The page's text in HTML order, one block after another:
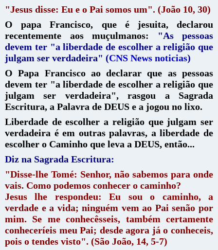
"Jesus disse: Eu e o Pai somos um". (João 10, 30)
O papa Francisco, que é jesuita, declarou
recentemente aos muçulmanos: "As pessoas
devem ter "a liberdade de escolher a religião que
julgam ser verdadeira" (CNS News noticias)
O Papa Francisco ao declarar que as pessoas
devem ter "a liberdade de escolher a religião que
julgam ser verdadeira", rasgou a Sagrada
Escritura, a Palavra de DEUS e a jogou no lixo.
Liberdade de escolher a religião que julgam ser
verdadeira é em outras palavras, a liberdade de
escolher o Caminho que leva a DEUS, então...
Diz na Sagrada Escritura:
"Disse-lhe Tomé: Senhor, não sabemos para onde
vais. Como podemos conhecer o caminho?
Jesus lhe respondeu: Eu sou o caminho, a
verdade e a vida; ninguém vem ao Pai senão por
mim. Se me conhecêsseis, também certamente
conheceríeis meu Pai; desde agora já o conheceis,
pois o tendes visto". (São João, 14, 5-7)